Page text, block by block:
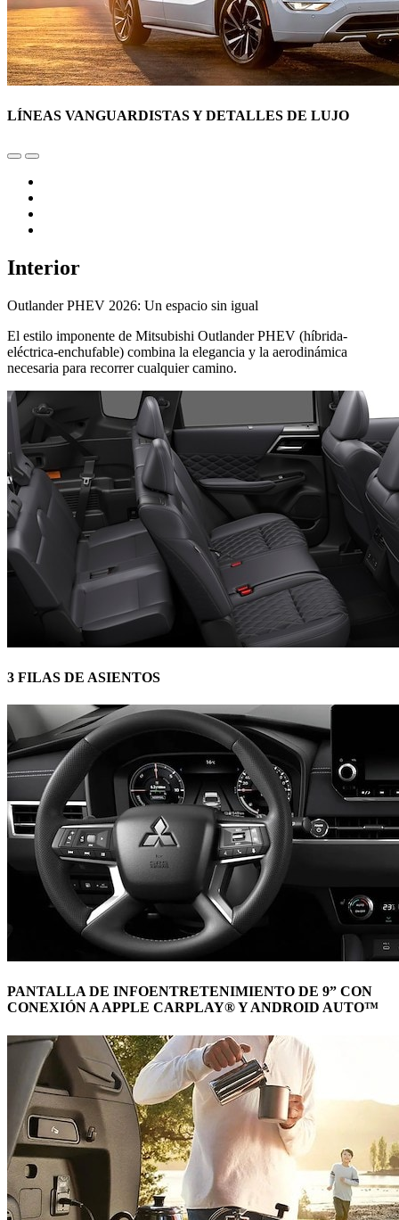
LÍNEAS VANGUARDISTAS Y DETALLES DE LUJO
Interior
Outlander PHEV 2026: Un espacio sin igual
El estilo imponente de Mitsubishi Outlander PHEV (híbrida-
eléctrica-enchufable) combina la elegancia y la aerodinámica
necesaria para recorrer cualquier camino.
3 FILAS DE ASIENTOS
PANTALLA DE INFOENTRETENIMIENTO DE 9” CON
CONEXIÓN A APPLE CARPLAY® Y ANDROID AUTO™